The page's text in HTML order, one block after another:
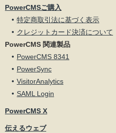
PowerCMSご購入
特定商取引法に基づく表示
クレジットカード決済について
PowerCMS 関連製品
PowerCMS 8341
PowerSync
VisitorAnalytics
SAML Login
PowerCMS X
伝えるウェブ